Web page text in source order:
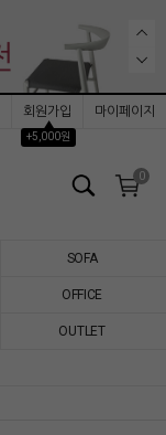
회원가입
▲
+5,000원
마이페이지
0
SOFA
OFFICE
OUTLET